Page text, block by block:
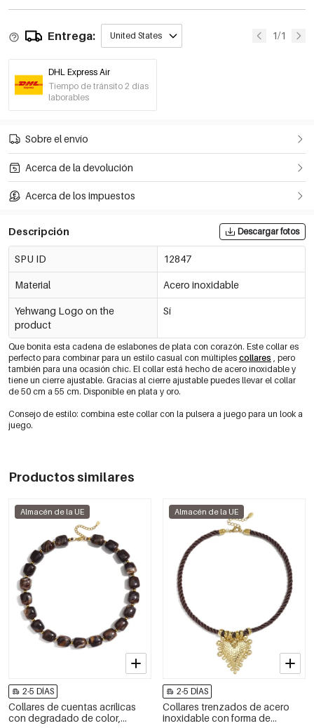
Entrega: United States 1/1
DHL Express Air
Tiempo de tránsito 2 días
laborables
Sobre el envío
Acerca de la devolución
Acerca de los impuestos
Descripción Descargar fotos
SPU ID 12847
Material Acero inoxidable
Yehwang Logo on the
product
Sí
Que bonita esta cadena de eslabones de plata con corazón. Este collar es
perfecto para combinar para un estilo casual con múltiples collares , pero
también para una ocasión chic. El collar está hecho de acero inoxidable y
tiene un cierre ajustable. Gracias al cierre ajustable puedes llevar el collar
de 50 cm a 55 cm. Disponible en plata y oro.
Consejo de estilo: combina este collar con la pulsera a juego para un look a
juego.
Productos similares
Almacén de la UE
2-5 DÍAS
Collares de cuentas acrílicas
con degradado de color,
Almacén de la UE
2-5 DÍAS
Collares trenzados de acero
inoxidable con forma de